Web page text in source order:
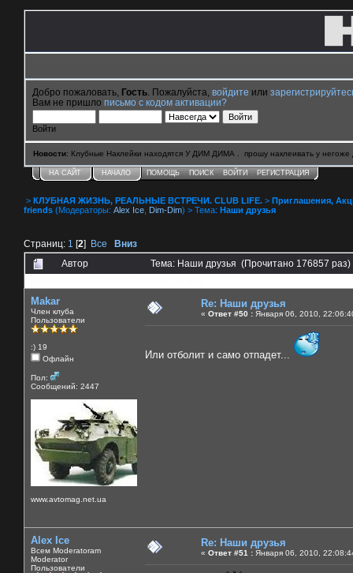
Добро пожаловать, Гость . Пожалуйста, войдите или
Вам не пришло письмо с кодом активации?
Войти
Новости: Клубные Наклейки находятся У ДИМ ДИМА . прошу наклеивать у негоже
НА САЙТ НАЧАЛО ПОМОЩЬ ПОИСК ВОЙТИ РЕГИСТРАЦИЯ
> КЛУБНАЯ ЖИЗНЬ, РЕАЛЬНЫЕ ВСТРЕЧИ. CLUB LIFE. > Приглашения,
friends (Модераторы: Alex Ice Dim-Dim) > Тема: Наши друзья
Страниц: 1 [2] Все
Вниз
Автор
Тема: Наши друзья (Прочитано 176857 раз)
Makar
Член клуба
Пользователи
:) 19
Офлайн
Пол:
Сообщений: 2447
www.avtomag.net.ua
Re: Наши друзья
« Ответ #50 : Января 06, 2010,
Или отболит и само отпадет...
Alex Ice
Всем Moderatoram
Moderator
Пользователи
Re: Наши друзья
« Ответ #51 : Января 06, 2010,